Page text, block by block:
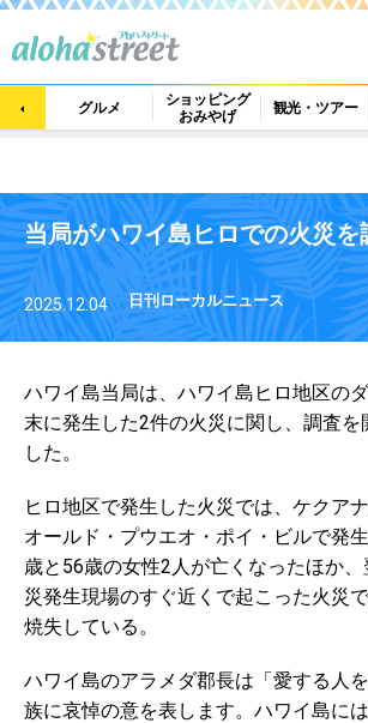
グルメ
ショッピング
おみやげ
観光・ツアー
当局がハワイ島ヒロでの火災を
2025.12.04 日刊ローカルニュース
ハワイ島当局は、ハワイ島ヒロ地区の
末に発生した2件の火災に関し、調査を
した。
ヒロ地区で発生した火災では、ケクア
オールド・プウエオ・ポイ・ビルで発
歳と56歳の女性2人が亡くなったほか
災発生現場のすぐ近くで起こった火災
焼失している。
ハワイ島のアラメダ郡長は「愛する人
族に哀悼の意を表します。ハワイ島に